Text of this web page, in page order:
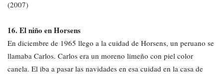
(2007)
16. El niño en Horsens
En diciembre de 1965 llego a la cuidad de Horsens, un peruano se
llamaba Carlos. Carlos era un moreno limeño con piel color
canela. El iba a pasar las navidades en esa cuidad en la casa de